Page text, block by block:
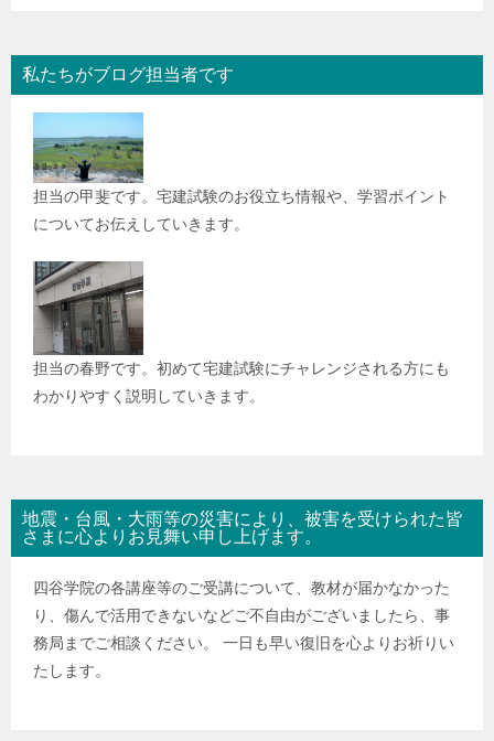
私たちがブログ担当者です
担当の甲斐です。宅建試験のお役立ち情報や、学習ポイント
についてお伝えしていきます。
担当の春野です。初めて宅建試験にチャレンジされる方にも
わかりやすく説明していきます。
地震・台風・大雨等の災害により、被害を受けられた皆
さまに心よりお見舞い申し上げます。
四谷学院の各講座等のご受講について、教材が届かなかった
り、傷んで活用できないなどご不自由がございましたら、事
務局までご相談ください。 一日も早い復旧を心よりお祈りい
たします。